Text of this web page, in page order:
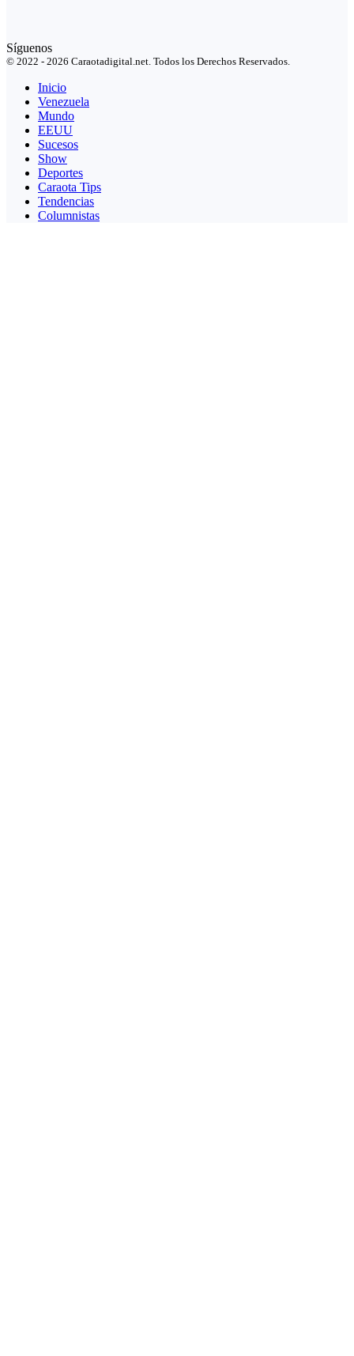
Síguenos
© 2022 - 2026 Caraotadigital.net. Todos los Derechos Reservados.
Inicio
Venezuela
Mundo
EEUU
Sucesos
Show
Deportes
Caraota Tips
Tendencias
Columnistas